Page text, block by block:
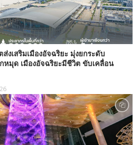
งเสริมเมืองอัจฉริยะ มุ่งยกระดับ
หมุด เมืองอัจฉริยะมีชีวิต ขับเคลื่อน